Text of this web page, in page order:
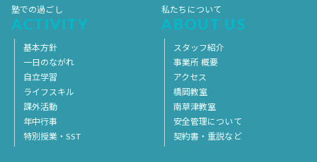
塾での過ごし
ACTIVITY
基本方針
一日のながれ
自立学習
ライフスキル
課外活動
年中行事
特別授業・SST
私たちについて
ABOUT US
スタッフ紹介
事業所 概要
アクセス
橋岡教室
南草津教室
安全管理について
契約書・重説など